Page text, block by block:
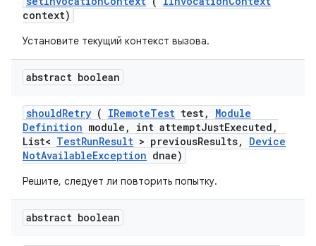
context)
Установите текущий контекст вызова.
abstract boolean
shouldRetry ( IRemoteTest test,
Module
Definition module , int attemptJustExecuted ,
List< TestRunResult > previousResults,
Device
NotAvailableException dnae)
Решите, следует ли повторить попытку.
abstract boolean